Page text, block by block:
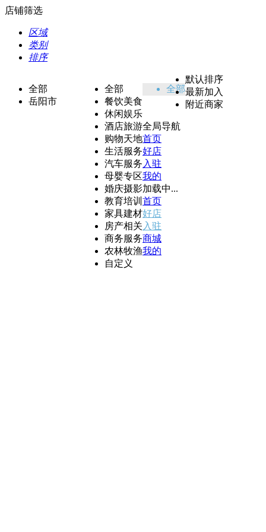
店铺筛选
区域
类别
排序
全部
岳阳市
全部
餐饮美食
休闲娱乐
酒店旅游
购物天地
生活服务
汽车服务
母婴专区
婚庆摄影
教育培训
家具建材
房产相关
商务服务
农林牧渔
自定义
全部
默认排序
最新加入
附近商家
全局导航
首页
好店
入驻
我的
加载中...
首页
好店
入驻
商城
我的